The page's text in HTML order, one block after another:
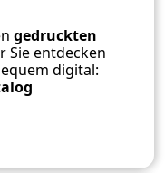
gedruckten
Sie entdecken
digital: